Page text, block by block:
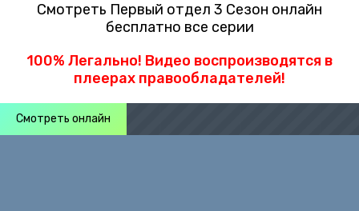
Смотреть Первый отдел 3 Сезон онлайн
бесплатно все серии
100% Легально! Видео воспроизводятся в
плеерах правообладателей!
Смотреть онлайн